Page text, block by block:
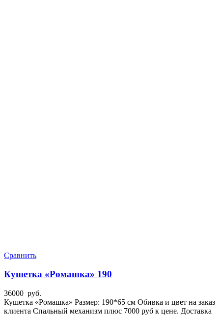
Сравнить
Кушетка «Ромашка» 190
36000 руб.
Кушетка «Ромашка» Размер: 190*65 см Обивка и цвет на заказ
клиента Спальный механизм плюс 7000 руб к цене. Доставка